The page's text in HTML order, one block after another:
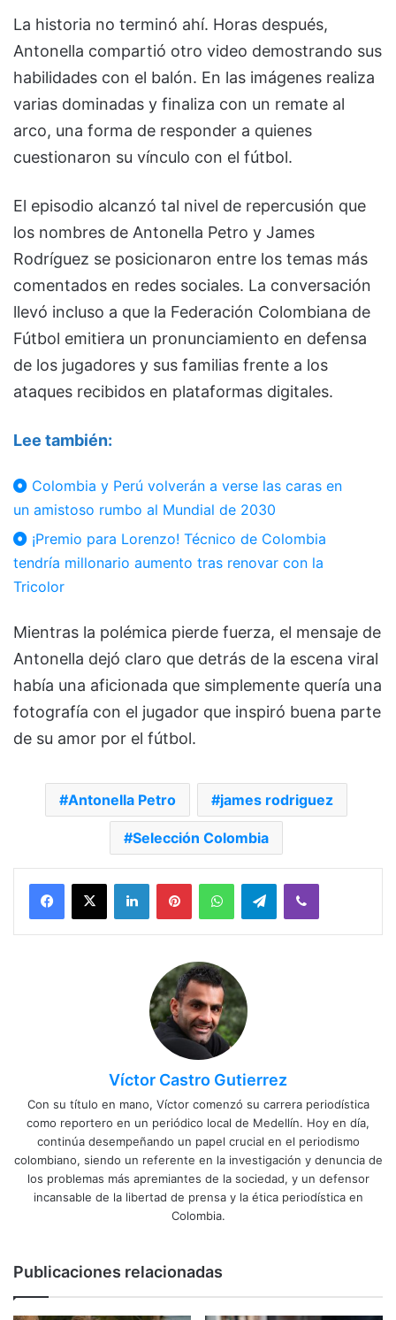
La historia no terminó ahí. Horas después,
Antonella compartió otro video demostrando sus
habilidades con el balón. En las imágenes realiza
varias dominadas y finaliza con un remate al
arco, una forma de responder a quienes
cuestionaron su vínculo con el fútbol.
El episodio alcanzó tal nivel de repercusión que
los nombres de Antonella Petro y James
Rodríguez se posicionaron entre los temas más
comentados en redes sociales. La conversación
llevó incluso a que la Federación Colombiana de
Fútbol emitiera un pronunciamiento en defensa
de los jugadores y sus familias frente a los
ataques recibidos en plataformas digitales.
Lee también:
Colombia y Perú volverán a verse las caras en
un amistoso rumbo al Mundial de 2030
¡Premio para Lorenzo! Técnico de Colombia
tendría millonario aumento tras renovar con la
Tricolor
Mientras la polémica pierde fuerza, el mensaje de
Antonella dejó claro que detrás de la escena viral
había una aficionada que simplemente quería una
fotografía con el jugador que inspiró buena parte
de su amor por el fútbol.
Antonella Petro james rodriguez
Selección Colombia
Facebook
X LinkedInPinterestWhatsAppTelegramViber
Víctor Castro Gutierrez
Con su título en mano, Víctor comenzó su carrera periodística
como reportero en un periódico local de Medellín. Hoy en día,
continúa desempeñando un papel crucial en el periodismo
colombiano, siendo un referente en la investigación y denuncia de
los problemas más apremiantes de la sociedad, y un defensor
incansable de la libertad de prensa y la ética periodística en
Colombia.
Publicaciones relacionadas